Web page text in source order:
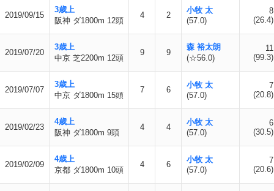
2019/09/15
3歳上
阪神 ダ1800m 12頭
4 2
小牧 太
(57.0)
8
(26.4)
2019/07/20
3歳上
中京 芝2200m 12頭
9 9
森 裕太朗
(☆56.0)
11
(99.3)
2019/07/07
3歳上
中京 ダ1800m 15頭
7 6
小牧 太
(57.0)
7
(20.8)
2019/02/23
4歳上
阪神 ダ1800m 9頭
4 4
小牧 太
(57.0)
6
(30.5)
2019/02/09
4歳上
京都 ダ1800m 10頭
4 6
小牧 太
(57.0)
7
(20.6)